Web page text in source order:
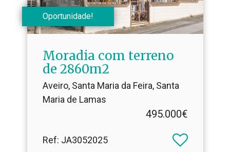
Oportunidade!
Moradia com terreno
de 2860m2
Aveiro, Santa Maria da Feira, Santa
Maria de Lamas
495.000€
Ref: JA3052025